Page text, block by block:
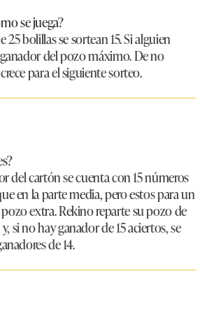
se juega?
bolillas se sortean 15. Si alguien
del pozo máximo. De no
para el siguiente sorteo.
del cartón se cuenta con 15 números
en la parte media, pero estos para un
extra. Rekino reparte su pozo de
si no hay ganador de 15 aciertos, se
de 14.